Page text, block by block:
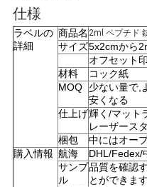
絡
し
仕様
ラベルの
詳細
商品名 2ml ペプチド
サイズ5x2cmから
オフセット
材料
コック紙
MOQ
少ない量で,
安くなる
仕上げ輝く/マット
レーザース
梱包
中にはオー
購入情報 航海
DHL/Fedex/
サンプ
ル
品質を確認
とができま